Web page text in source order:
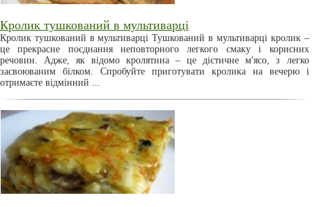
Кролик тушкований в мультиварці
Кролик тушкований в мультиварці Тушкований в мультиварці кролик –
це прекрасне поєднання неповторного легкого смаку і корисних
речовин. Адже, як відомо кролятина – це дієтичне м'ясо, з легко
засвоюваним білком. Спробуйте приготувати кролика на вечерю і
отримаєте відмінний ...